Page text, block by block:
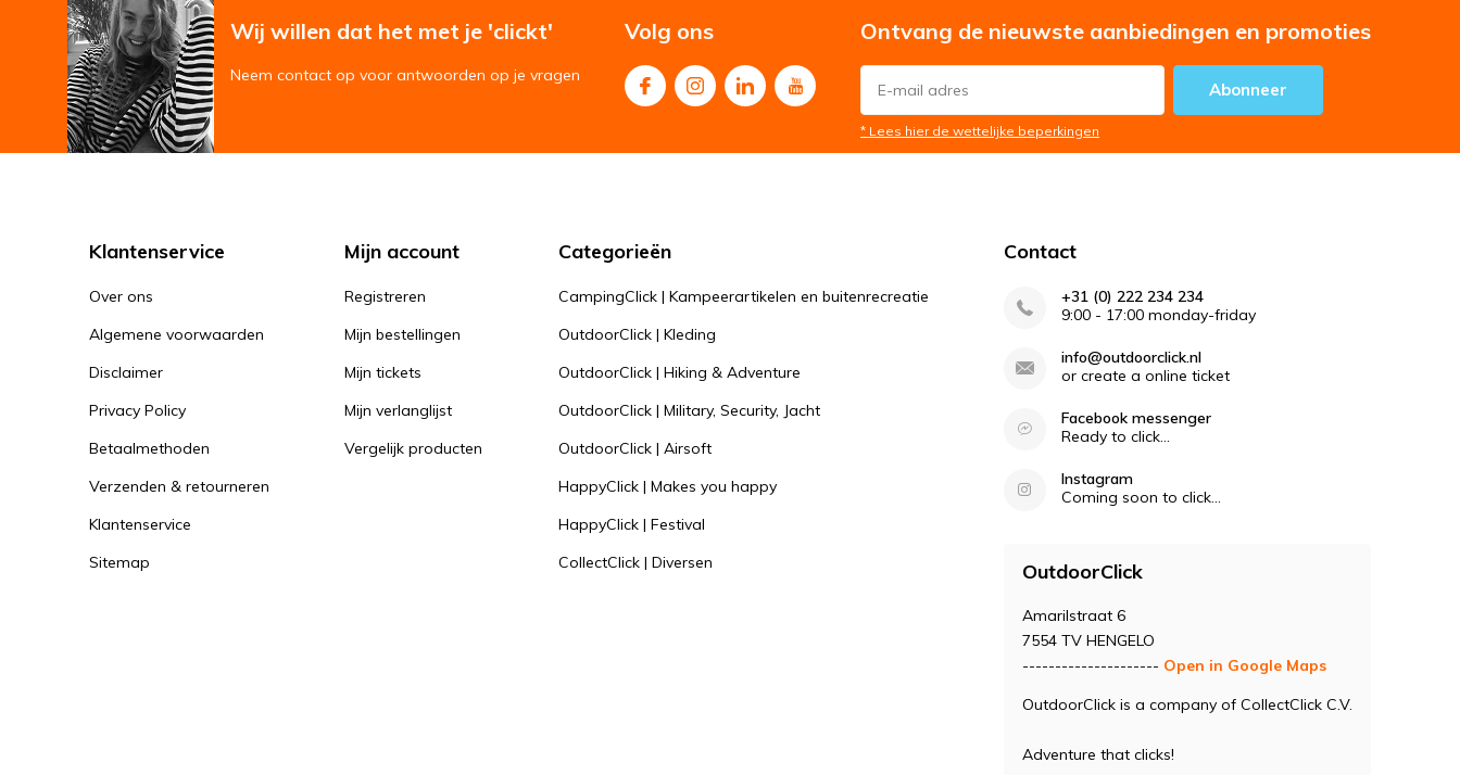
Wij willen dat het met je 'clickt'
Neem contact op voor antwoorden op je vragen
Volg ons Ontvang de nieuwste aanbiedingen en promoties
Abonneer
* Lees hier de wettelijke beperkingen
Klantenservice
Over ons
Algemene voorwaarden
Disclaimer
Privacy Policy
Betaalmethoden
Verzenden & retourneren
Klantenservice
Sitemap
Mijn account
Registreren
Mijn bestellingen
Mijn tickets
Mijn verlanglijst
Vergelijk producten
Categorieën
CampingClick | Kampeerartikelen en buitenrecreatie
OutdoorClick | Kleding
OutdoorClick | Hiking & Adventure
OutdoorClick | Military, Security, Jacht
OutdoorClick | Airsoft
HappyClick | Makes you happy
HappyClick | Festival
CollectClick | Diversen
Contact
+31 (0) 222 234 234
9:00 - 17:00 monday-friday
info@outdoorclick.nl
or create a online ticket
Facebook messenger
Ready to click...
Instagram
Coming soon to click...
OutdoorClick
Amarilstraat 6
7554 TV HENGELO
--------------------- Open in Google Maps
OutdoorClick is a company of CollectClick C.V.
Adventure that clicks!